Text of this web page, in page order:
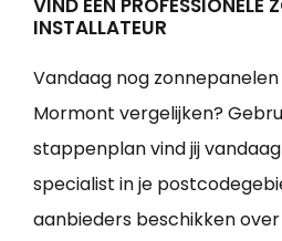
VIND EEN PROFESSIONELE
INSTALLATEUR
Vandaag nog
Mormont vergelijken?
stappenplan vind jij
specialist in je
aanbieders beschikken